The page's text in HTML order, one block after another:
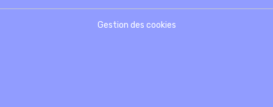
Gestion des cookies